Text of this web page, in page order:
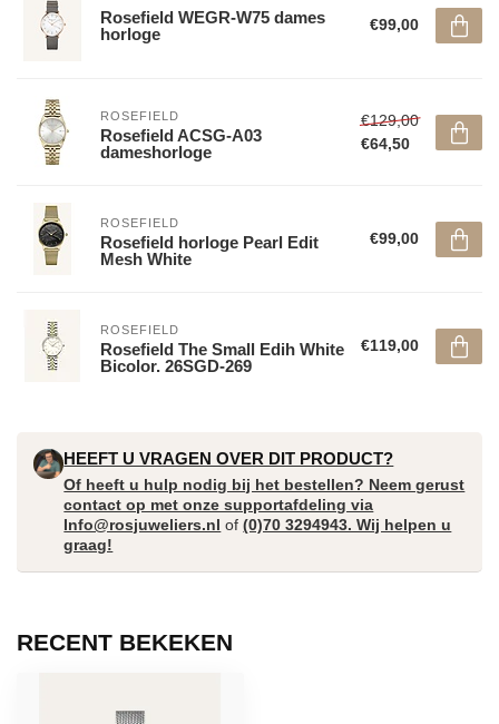
Rosefield WEGR-W75 dames
horloge
€99,00
ROSEFIELD
Rosefield ACSG-A03
dameshorloge
€129,00
€64,50
ROSEFIELD
Rosefield horloge Pearl Edit
Mesh White
€99,00
ROSEFIELD
Rosefield The Small Edih White
Bicolor. 26SGD-269
€119,00
HEEFT U VRAGEN OVER DIT PRODUCT?
Of heeft u hulp nodig bij het bestellen? Neem gerust
contact op met onze supportafdeling via
Info@rosjuweliers.nl of(0)70 3294943. Wij helpen u
graag!
RECENT BEKEKEN